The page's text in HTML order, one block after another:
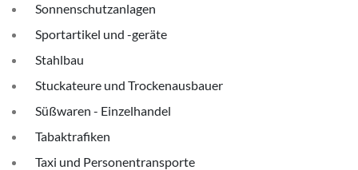
Sonnenschutzanlagen
Sportartikel und -geräte
Stahlbau
Stuckateure und Trockenausbauer
Süßwaren - Einzelhandel
Tabaktrafiken
Taxi und Personentransporte